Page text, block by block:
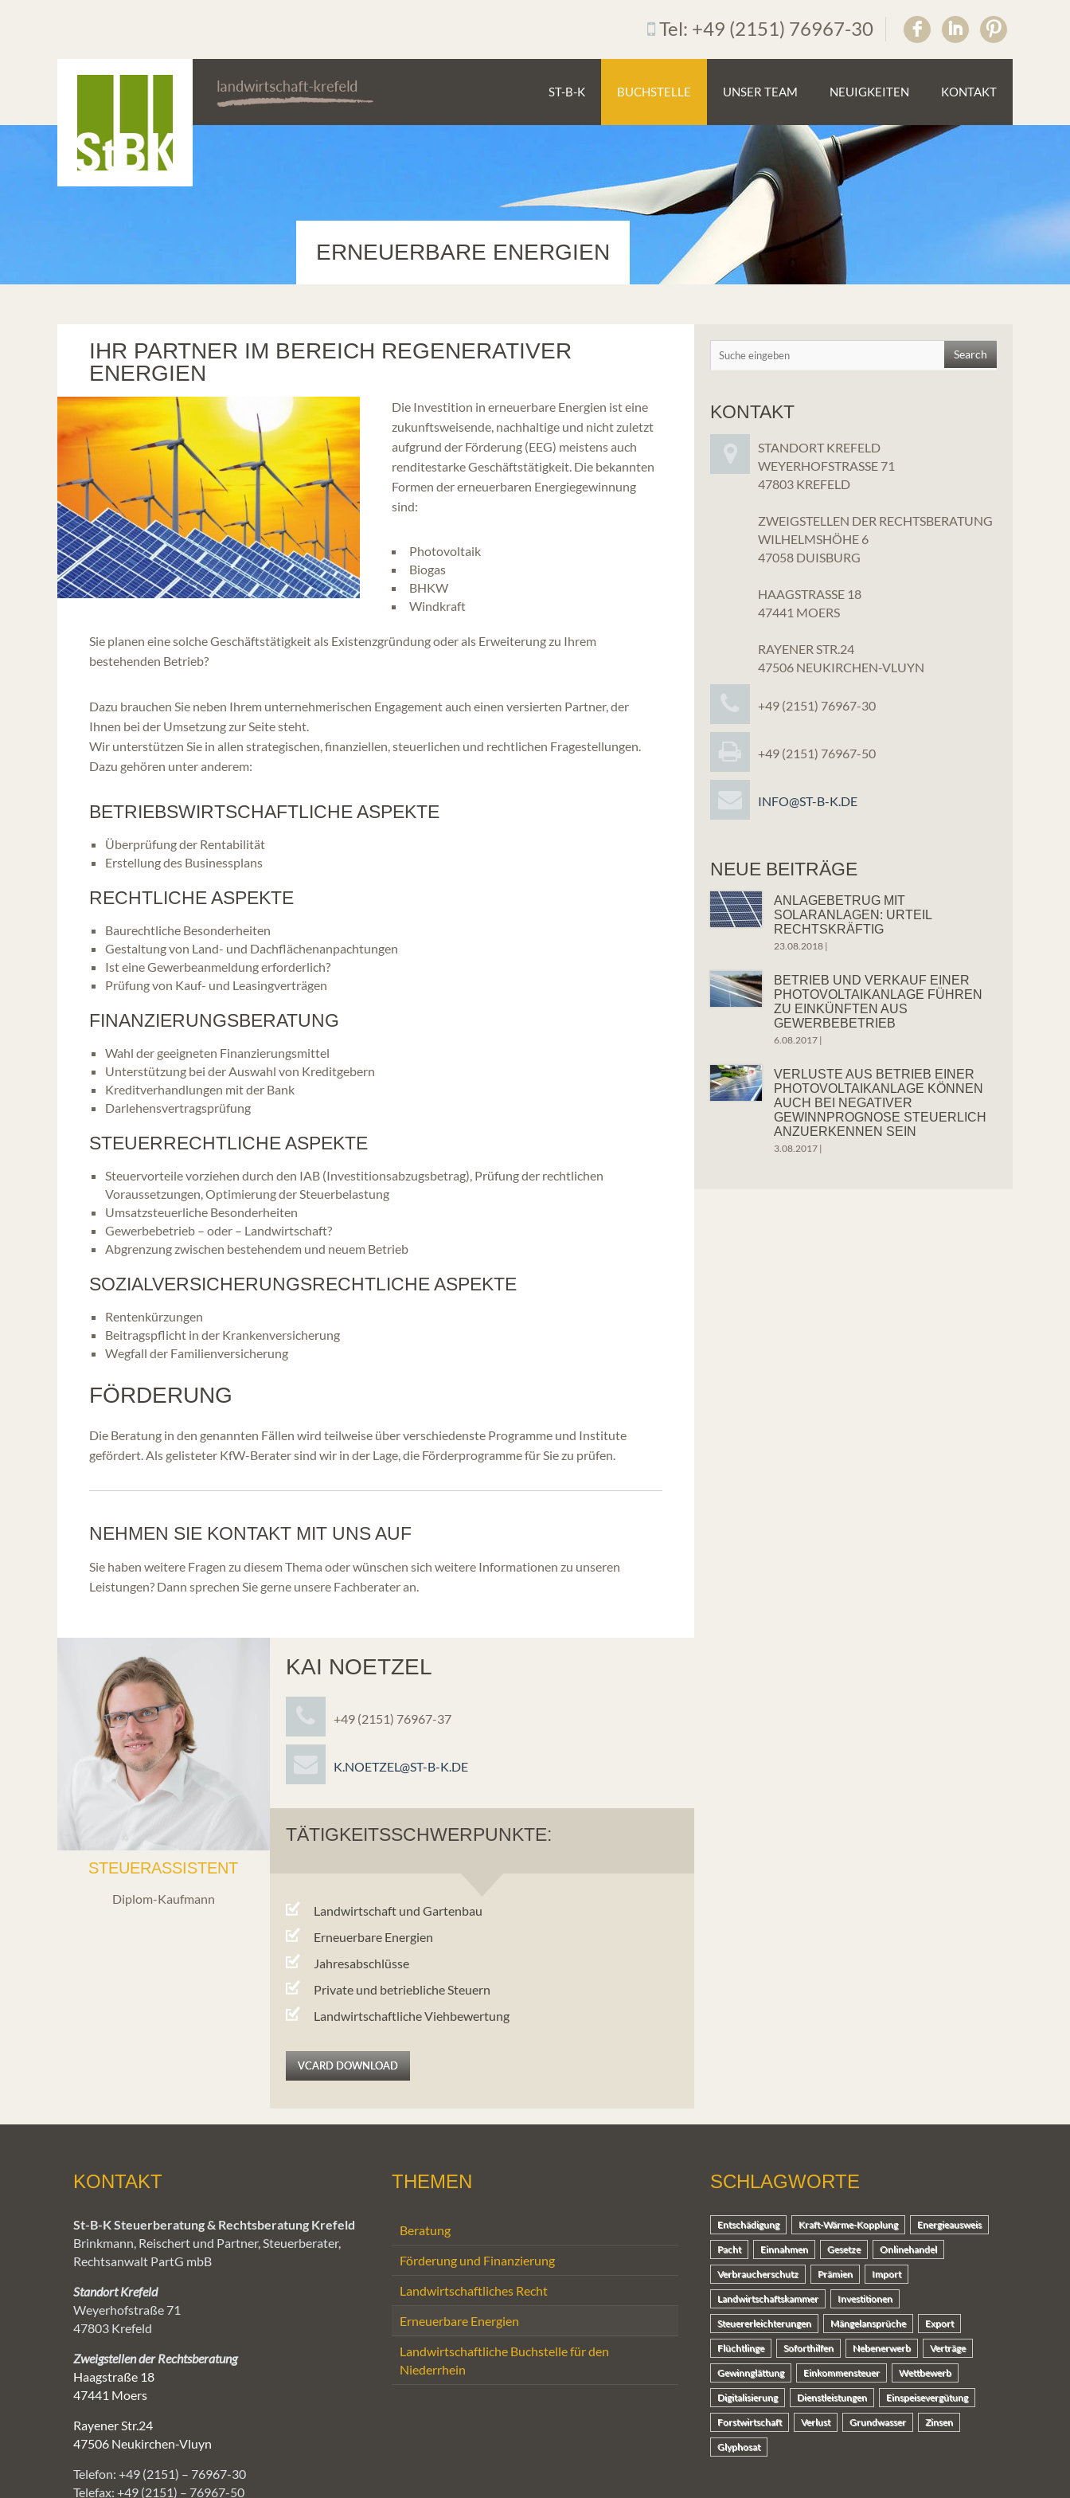
F I :
Tel: +49 (2151) 76967-30
ST-B-K BUCHSTELLE UNSER TEAM NEUIGKEITEN KONTAKT
ERNEUERBARE ENERGIEN
IHR PARTNER IM BEREICH REGENERATIVER
ENERGIEN
Die Investition in erneuerbare Energien ist eine
zukunftsweisende, nachhaltige und nicht zuletzt
aufgrund der Förderung (EEG) meistens auch
renditestarke Geschäftstätigkeit. Die bekannten
Formen der erneuerbaren Energiegewinnung
sind:
Photovoltaik
Biogas
BHKW
Windkraft
Sie planen eine solche Geschäftstätigkeit als Existenzgründung oder als Erweiterung zu Ihrem
bestehenden Betrieb?
Dazu brauchen Sie neben Ihrem unternehmerischen Engagement auch einen versierten Partner, der
Ihnen bei der Umsetzung zur Seite steht.
Wir unterstützen Sie in allen strategischen, finanziellen, steuerlichen und rechtlichen Fragestellungen.
Dazu gehören unter anderem:
BETRIEBSWIRTSCHAFTLICHE ASPEKTE
Überprüfung der Rentabilität
Erstellung des Businessplans
RECHTLICHE ASPEKTE
Baurechtliche Besonderheiten
Gestaltung von Land- und Dachflächenanpachtungen
Ist eine Gewerbeanmeldung erforderlich?
Prüfung von Kauf- und Leasingverträgen
FINANZIERUNGSBERATUNG
Wahl der geeigneten Finanzierungsmittel
Unterstützung bei der Auswahl von Kreditgebern
Kreditverhandlungen mit der Bank
Darlehensvertragsprüfung
STEUERRECHTLICHE ASPEKTE
Steuervorteile vorziehen durch den IAB (Investitionsabzugsbetrag), Prüfung der rechtlichen
Voraussetzungen, Optimierung der Steuerbelastung
Umsatzsteuerliche Besonderheiten
Gewerbebetrieb – oder – Landwirtschaft?
Abgrenzung zwischen bestehendem und neuem Betrieb
SOZIALVERSICHERUNGSRECHTLICHE ASPEKTE
Rentenkürzungen
Beitragspflicht in der Krankenversicherung
Wegfall der Familienversicherung
FÖRDERUNG
Die Beratung in den genannten Fällen wird teilweise über verschiedenste Programme und Institute
gefördert. Als gelisteter KfW-Berater sind wir in der Lage, die Förderprogramme für Sie zu prüfen.
NEHMEN SIE KONTAKT MIT UNS AUF
Sie haben weitere Fragen zu diesem Thema oder wünschen sich weitere Informationen zu unseren
Leistungen? Dann sprechen Sie gerne unsere Fachberater an.
STEUERASSISTENT
Diplom-Kaufmann
KAI NOETZEL
+49 (2151) 76967-37
K.NOETZEL@ST-B-K.DE
TÄTIGKEITSSCHWERPUNKTE:
Landwirtschaft und Gartenbau
Erneuerbare Energien
Jahresabschlüsse
Private und betriebliche Steuern
Landwirtschaftliche Viehbewertung
VCARD DOWNLOAD
KONTAKT
STANDORT KREFELD
WEYERHOFSTRASSE 71
47803 KREFELD
ZWEIGSTELLEN DER RECHTSBERATUNG
WILHELMSHÖHE 6
47058 DUISBURG
HAAGSTRASSE 18
47441 MOERS
RAYENER STR.24
47506 NEUKIRCHEN-VLUYN
+49 (2151) 76967-30
+49 (2151) 76967-50
INFO@ST-B-K.DE
NEUE BEITRÄGE
ANLAGEBETRUG MIT
SOLARANLAGEN: URTEIL
RECHTSKRÄFTIG
23.08.2018 |
BETRIEB UND VERKAUF EINER
PHOTOVOLTAIKANLAGE FÜHREN
ZU EINKÜNFTEN AUS
GEWERBEBETRIEB
6.08.2017 |
VERLUSTE AUS BETRIEB EINER
PHOTOVOLTAIKANLAGE KÖNNEN
AUCH BEI NEGATIVER
GEWINNPROGNOSE STEUERLICH
ANZUERKENNEN SEIN
3.08.2017 |
KONTAKT
St-B-K Steuerberatung & Rechtsberatung Krefeld
Brinkmann, Reischert und Partner, Steuerberater,
Rechtsanwalt PartG mbB
Standort Krefeld
Weyerhofstraße 71
47803 Krefeld
Zweigstellen der Rechtsberatung
Haagstraße 18
47441 Moers
Rayener Str.24
47506 Neukirchen-Vluyn
Telefon: +49 (2151) – 76967-30
Telefax: +49 (2151) – 76967-50
THEMEN
Beratung
Förderung und Finanzierung
Landwirtschaftliches Recht
Erneuerbare Energien
Landwirtschaftliche Buchstelle für den
Niederrhein
SCHLAGWORTE
Entschädigung Kraft-Wärme-Kopplung Energieausweis
Pacht Einnahmen Gesetze Onlinehandel
Verbraucherschutz Prämien Import
Landwirtschaftskammer Investitionen
Steuererleichterungen Mängelansprüche Export
Flüchtlinge Soforthilfen Nebenerwerb Verträge
Gewinnglättung Einkommensteuer Wettbewerb
Digitalisierung Dienstleistungen Einspeisevergütung
Forstwirtschaft Verlust Grundwasser Zinsen
Glyphosat